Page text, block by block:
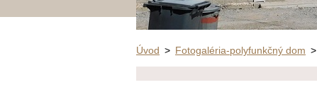
Úvod > Fotogaléria-polyfunkčný dom >